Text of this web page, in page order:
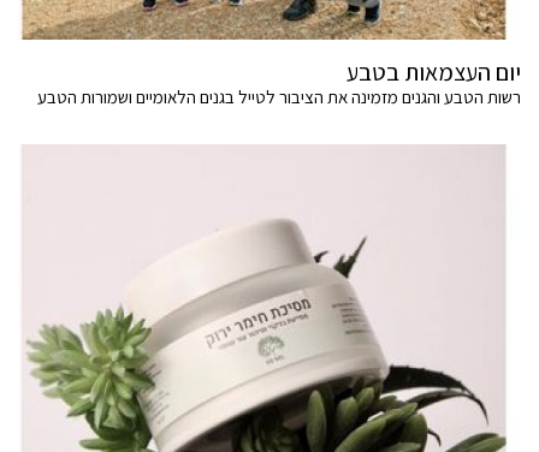
יום העצמאות בטבע
רשות הטבע והגנים מזמינה את הציבור לטייל בגנים הלאומיים ושמורות הטבע